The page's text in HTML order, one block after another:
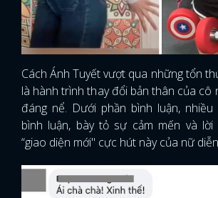
Cách Ánh Tuyết vượt qua những tổn
là hành trình thay đổi bản thân của cô
đáng nể. Dưới phần bình luận,
bình luận, bày tỏ sự cảm mến và
“giao diện mới" cực hút này của nữ